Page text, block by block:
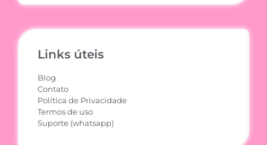
Links úteis
Blog
Contato
Política de Privacidade
Termos de uso
Suporte (whatsapp)